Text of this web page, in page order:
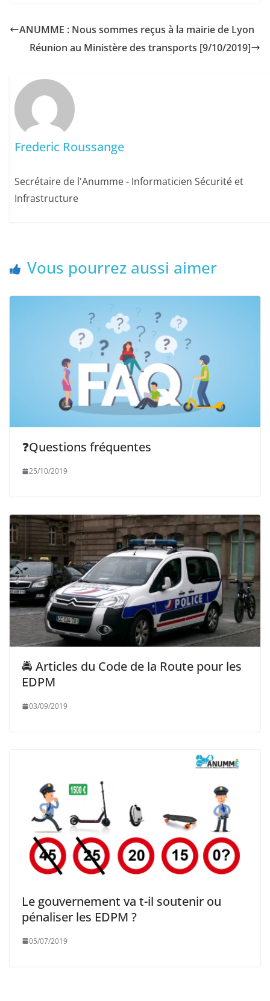
ANUMME : Nous sommes reçus à la mairie de Lyon
Réunion au Ministère des transports [9/10/2019]
Frederic Roussange
Secrétaire de l'Anumme - Informaticien Sécurité et
Infrastructure
Vous pourrez aussi aimer
❓Questions fréquentes
25/10/2019
🚔 Articles du Code de la Route pour les
EDPM
03/09/2019
Le gouvernement va t-il soutenir ou
pénaliser les EDPM ?
05/07/2019